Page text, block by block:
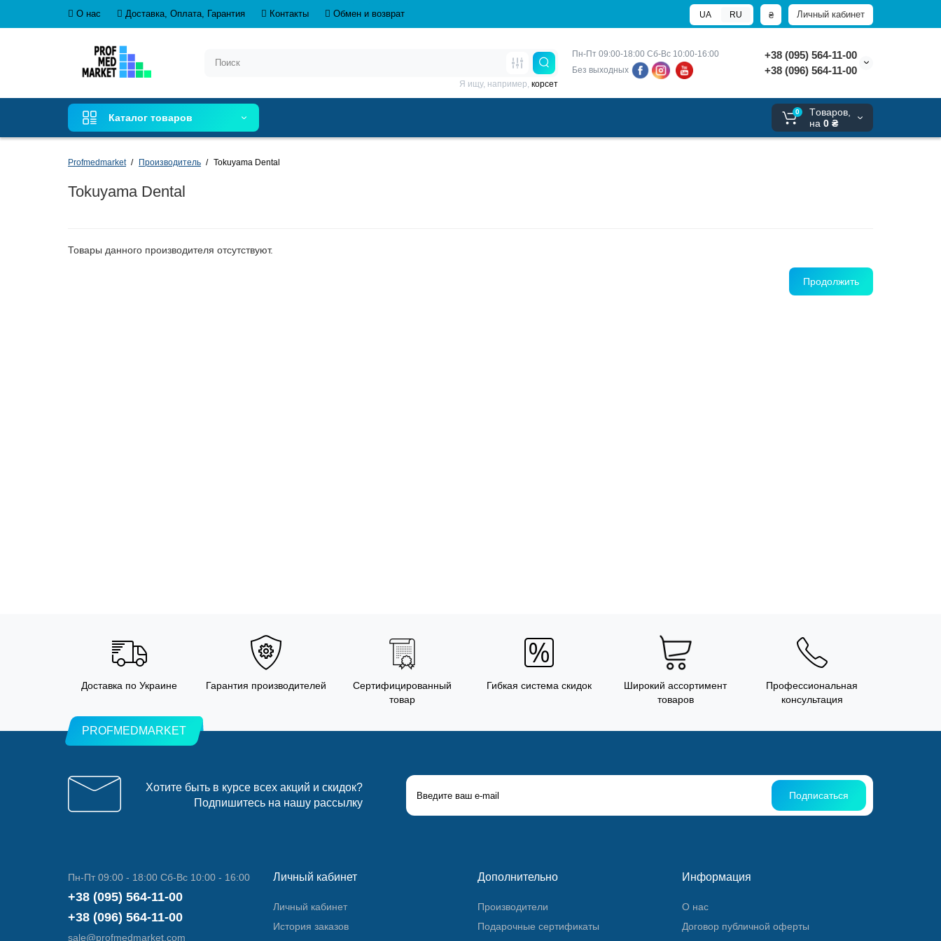
О нас Доставка, Оплата, Гарантия Контакты Обмен и возврат Личный кабинет
₴
UA RU
Пн-Пт 09:00-18:00 Сб-Вс 10:00-16:00
Без выходных
+38 (095) 564-11-00
+38 (096) 564-11-00
Я ищу, например, корсет
Каталог товаров
0
Tоваров,
на 0 ₴
Profmedmarket Производитель Tokuyama Dental
Tokuyama Dental
Товары данного производителя отсутствуют.
Продолжить
Доставка по Украине Гарантия производителей
Сертифицированный
товар
Гибкая система скидок
Широкий ассортимент
товаров
Профессиональная
консультация
PROFMEDMARKET
Хотите быть в курсе всех акций и скидок?
Подпишитесь на нашу рассылку
Подписаться
Пн-Пт 09:00 - 18:00 Сб-Вс 10:00 - 16:00
+38 (095) 564-11-00
+38 (096) 564-11-00
sale@profmedmarket.com
Личный кабинет
Личный кабинет
История заказов
Дополнительно
Производители
Подарочные сертификаты
Информация
О нас
Договор публичной оферты